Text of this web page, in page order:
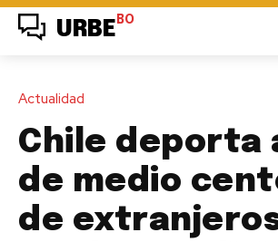
URBE BO
Actualidad
Chile deporta
de medio
de